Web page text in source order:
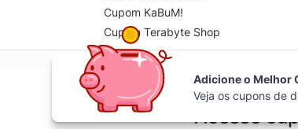
Cupom KaBuM!
Cupom Terabyte Shop
Acesse
Adicione o Melhor
Veja os cupons de